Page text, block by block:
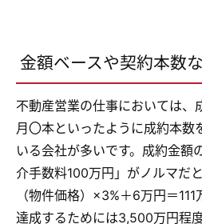
金額ベースや契約本数
不動産営業の仕事においては、
月〇本といったように成約本数
いる会社が多いです。成約金額
介手数料100万円」がノルマだ
（物件価格）×3%＋6万円＝
達成するためには3,500万円程